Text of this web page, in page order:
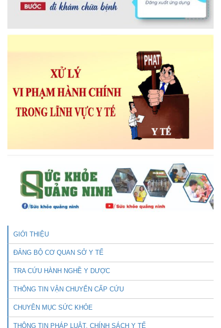
GIỚI THIỆU
ĐẢNG BỘ CƠ QUAN SỞ Y TẾ
TRA CỨU HÀNH NGHỀ Y DƯỢC
THÔNG TIN VẬN CHUYỂN CẤP CỨU
CHUYÊN MỤC SỨC KHỎE
THÔNG TIN PHÁP LUẬT, CHÍNH SÁCH Y TẾ